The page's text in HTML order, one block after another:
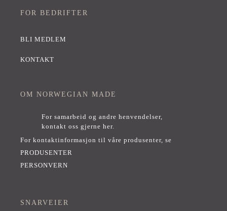
FOR BEDRIFTER
BLI MEDLEM
KONTAKT
OM NORWEGIAN MADE
For samarbeid og andre henvendelser,
kontakt oss gjerne her.
For kontaktinformasjon til våre produsenter, se
PRODUSENTER
PERSONVERN
SNARVEIER